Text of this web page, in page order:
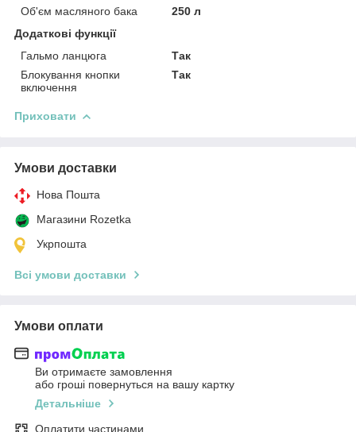
Об'єм масляного бака
250 л
Додаткові функції
Гальмо ланцюга
Так
Блокування кнопки
включення
Так
Приховати
Умови доставки
Нова Пошта
Магазини Rozetka
Укрпошта
Всі умови доставки
Умови оплати
Ви отримаєте замовлення
або гроші повернуться на вашу картку
Детальніше
Оплатити частинами